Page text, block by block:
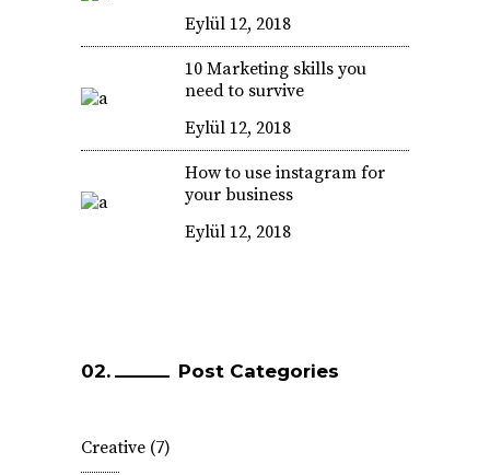
Eylül 12, 2018
10 Marketing skills you
need to survive
Eylül 12, 2018
How to use instagram for
your business
Eylül 12, 2018
Post Categories
Creative (7)